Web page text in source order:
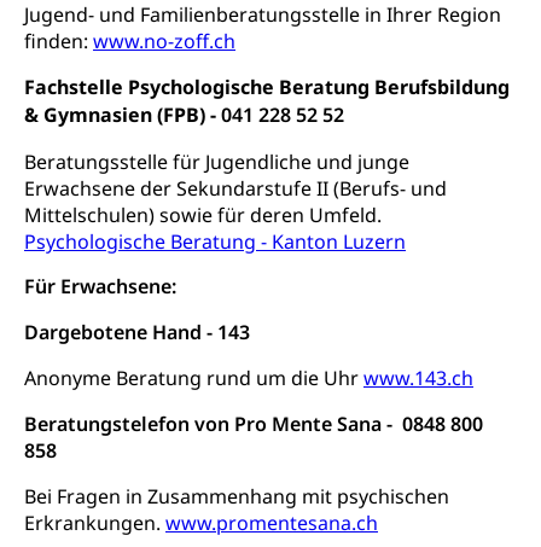
Jugend- und Familienberatungsstelle in Ihrer Region
finden: www.no-zoff.ch
Fachstelle Psychologische Beratung Berufsbildung
& Gymnasien (FPB) -041 228 52 52
Beratungsstelle für Jugendliche und junge
Erwachsene der Sekundarstufe II (Berufs- und
Mittelschulen) sowie für deren Umfeld.
Psychologische Beratung - Kanton Luzern
Für Erwachsene:
Dargebotene Hand - 143
Anonyme Beratung rund um die Uhrwww.143.ch
Beratungstelefon von Pro Mente Sana - 0848 800
858
Bei Fragen in Zusammenhang mit psychischen
Erkrankungen. www.promentesana.ch
Berufsmaturität
Zentrum für Brückenangebote
Gymnasien & Fachmittelschulen (beruf.lu.ch)
Studienwahl- und Studienbearatung
Fachklasse Grafik
Gesundheitsmittelschule
Informatikmittelschule
Wirtschaftsmittelschule
FMS und Vollzeitschulen mit BM
Kantonale Sportcamps
Primarschule
Sekundarschule
Schulpflicht
Kindergarten & Basisstufe
Förderangebote
Musikschulen
Betreuungsangebote
Schulliste
Stipendien und Darlehen
Studienbeihilfe, Stipendien, Ausbildungsdarlehen
Stipendien Universität Luzern unilu
Finanzielle Unterstützung für Ausbildung
Pflege HF oder Studium Pflege FH
Fachstelle Stipendien (beruf.lu.ch)
Studienbeiträge Höhere Berufsbildung
Hochschule PHLU
Stipendien Hochschule Luzern hslu
Universität
Technische Hochschule, Studium,
Hochschulstudium, Universitätsstudium,
universitäre Ausbildung, akademische Ausbildung,
Hochschulbildung, Hochschule, universitäre
Hochschule, Bachelor, Master, Doktorat,
Weiterbildung, Forschung, Entwicklung,
Fachhochschule Zentralschweiz, HSLU,
Pädagogische Hochschule Luzern, PH Luzern, UniLU,
swissuniversities (Dachorganisation der Schweizer
Hochschulen)
Universität Luzern
Fachstelle Hochschulbildung
Vorschule
Kindergarten, Kinderkrippe, Krippe, Kinderhort,
Kindertagesstätte, Spielgruppe, Tagesmutter,
Freiwilliges Kindergarten Jahr